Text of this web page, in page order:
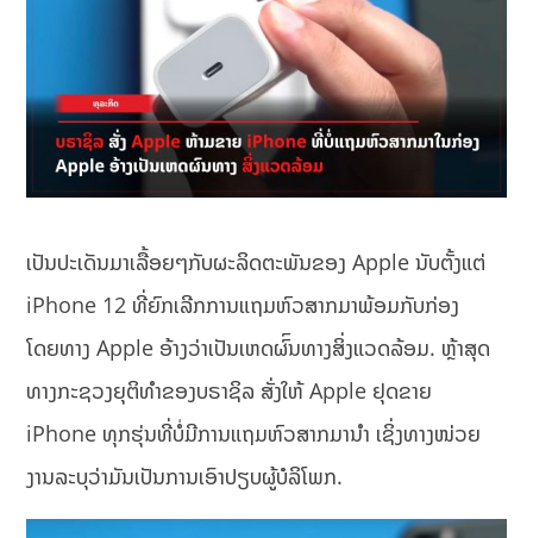
ເປັນປະເດັນມາເລື້ອຍໆກັບຜະລິດຕະພັນຂອງ Apple ນັບຕັ້ງແຕ່
iPhone 12 ທີ່ຍົກເລີກການແຖມຫົວສາກມາພ້ອມກັບກ່ອງ
ໂດຍທາງ Apple ອ້າງວ່າເປັນເຫດຜົົນທາງສິ່ງແວດລ້ອມ. ຫຼ້າສຸດ
ທາງກະຊວງຍຸຕິທຳຂອງບຣາຊິລ ສັ່ງໃຫ້ Apple ຢຸດຂາຍ
iPhone ທຸກຮຸ່ນທີ່ບໍ່ມີການແຖມຫົວສາກມານຳ ເຊິ່ງທາງໜ່ວຍ
ງານລະບຸວ່າມັນເປັນການເອົາປຽບຜູ້ບໍລິໂພກ.